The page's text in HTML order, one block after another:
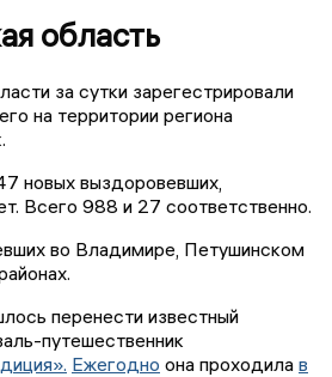
область
за сутки зарегестрировали
на территории региона
новых выздоровевших,
Всего 988 и 27 соответственно.
во Владимире, Петушинском
перенести известный
путешественник
Ежегодно она проходила в